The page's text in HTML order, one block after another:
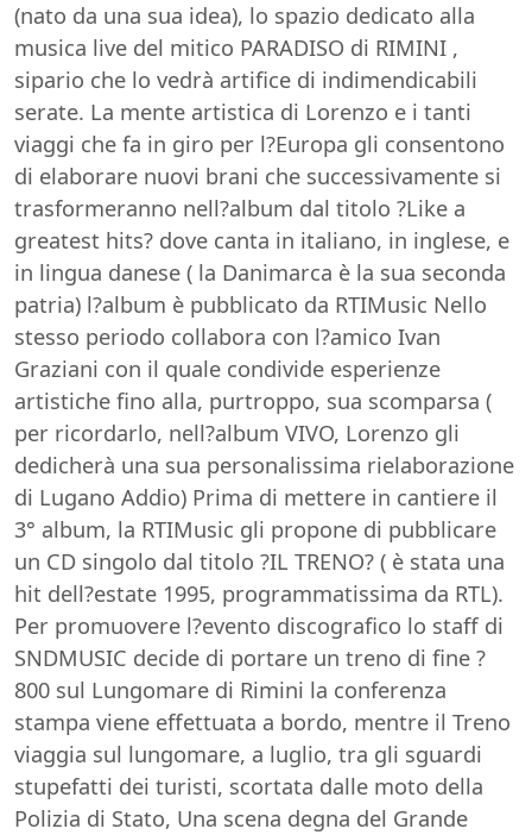
(nato da una sua idea), lo spazio dedicato alla
musica live del mitico PARADISO di RIMINI ,
sipario che lo vedrà artifice di indimendicabili
serate. La mente artistica di Lorenzo e i tanti
viaggi che fa in giro per l?Europa gli consentono
di elaborare nuovi brani che successivamente si
trasformeranno nell?album dal titolo ?Like a
greatest hits? dove canta in italiano, in inglese, e
in lingua danese ( la Danimarca è la sua seconda
patria) l?album è pubblicato da RTIMusic Nello
stesso periodo collabora con l?amico Ivan
Graziani con il quale condivide esperienze
artistiche fino alla, purtroppo, sua scomparsa (
per ricordarlo, nell?album VIVO, Lorenzo gli
dedicherà una sua personalissima rielaborazione
di Lugano Addio) Prima di mettere in cantiere il
3° album, la RTIMusic gli propone di pubblicare
un CD singolo dal titolo ?IL TRENO? ( è stata una
hit dell?estate 1995, programmatissima da RTL).
Per promuovere l?evento discografico lo staff di
SNDMUSIC decide di portare un treno di fine ?
800 sul Lungomare di Rimini la conferenza
stampa viene effettuata a bordo, mentre il Treno
viaggia sul lungomare, a luglio, tra gli sguardi
stupefatti dei turisti, scortata dalle moto della
Polizia di Stato, Una scena degna del Grande